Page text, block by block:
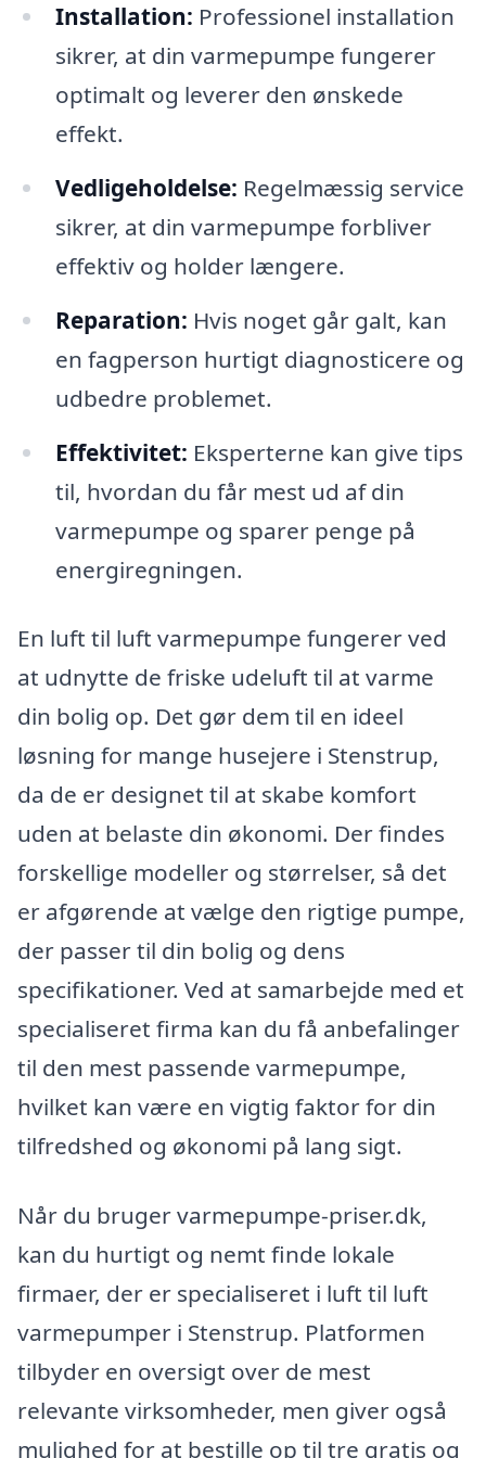
Installation: Professionel installation
sikrer, at din varmepumpe fungerer
optimalt og leverer den ønskede
effekt.
Vedligeholdelse: Regelmæssig service
sikrer, at din varmepumpe forbliver
effektiv og holder længere.
Reparation: Hvis noget går galt, kan
en fagperson hurtigt diagnosticere og
udbedre problemet.
Effektivitet: Eksperterne kan give tips
til, hvordan du får mest ud af din
varmepumpe og sparer penge på
energiregningen.
En luft til luft varmepumpe fungerer ved
at udnytte de friske udeluft til at varme
din bolig op. Det gør dem til en ideel
løsning for mange husejere i Stenstrup,
da de er designet til at skabe komfort
uden at belaste din økonomi. Der findes
forskellige modeller og størrelser, så det
er afgørende at vælge den rigtige pumpe,
der passer til din bolig og dens
specifikationer. Ved at samarbejde med et
specialiseret firma kan du få anbefalinger
til den mest passende varmepumpe,
hvilket kan være en vigtig faktor for din
tilfredshed og økonomi på lang sigt.
Når du bruger varmepumpe-priser.dk,
kan du hurtigt og nemt finde lokale
firmaer, der er specialiseret i luft til luft
varmepumper i Stenstrup. Platformen
tilbyder en oversigt over de mest
relevante virksomheder, men giver også
mulighed for at bestille op til tre gratis og